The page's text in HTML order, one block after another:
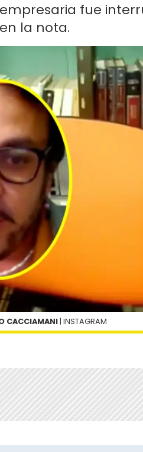
fue
la nota.
CACCIAMANI | INSTAGRAM